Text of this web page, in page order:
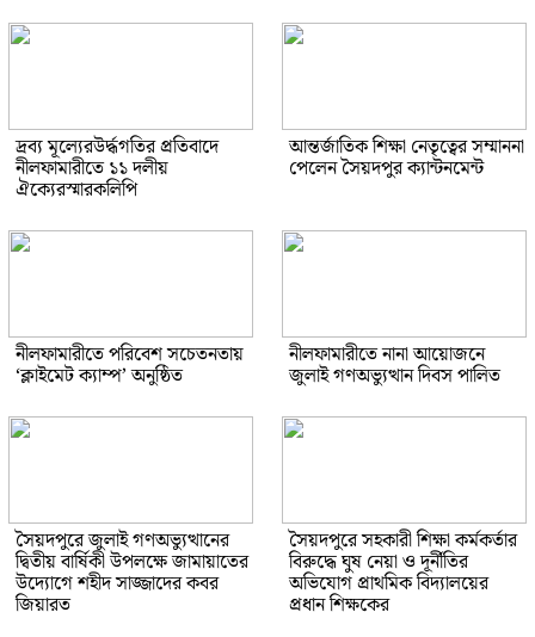
দ্রব্য মূল্যেরউর্দ্ধগতির প্রতিবাদে
নীলফামারীতে ১১ দলীয়
ঐক্যেরস্মারকলিপি
আন্তর্জাতিক শিক্ষা নেতৃত্বের সম্মাননা
পেলেন সৈয়দপুর ক্যান্টনমেন্ট
নীলফামারীতে পরিবেশ সচেতনতায়
‘ক্লাইমেট ক্যাম্প’ অনুষ্ঠিত
নীলফামারীতে নানা আয়োজনে
জুলাই গণঅভ্যুত্থান দিবস পালিত
সৈয়দপুরে জুলাই গণঅভ্যুত্থানের
দ্বিতীয় বার্ষিকী উপলক্ষে জামায়াতের
উদ্যোগে শহীদ সাজ্জাদের কবর
জিয়ারত
সৈয়দপুরে সহকারী শিক্ষা কর্মকর্তার
বিরুদ্ধে ঘুষ নেয়া ও দূর্নীতির
অভিযোগ প্রাথমিক বিদ্যালয়ের
প্রধান শিক্ষকের